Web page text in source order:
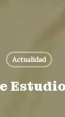
Actualidad